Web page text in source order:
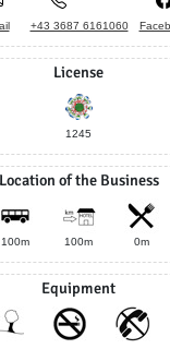
+43 3687 6161060
License
1245
Location of the Business
100m 100m 0m
Equipment